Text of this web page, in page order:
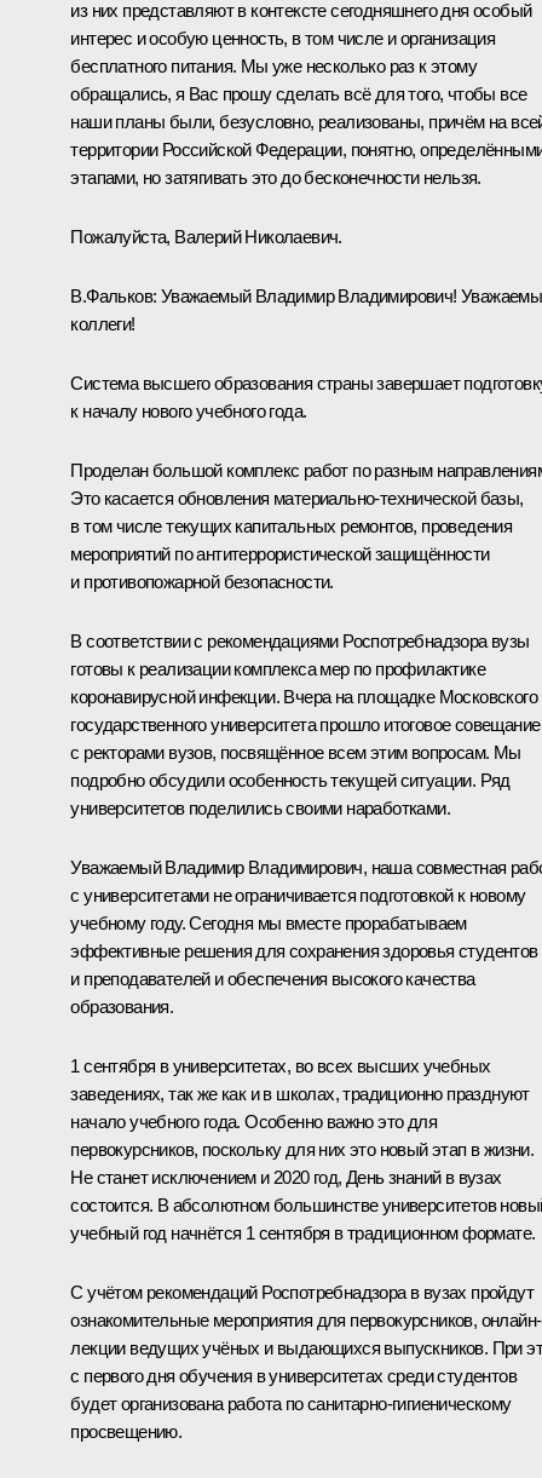
из них представляют в контексте сегодняшнего дня особый
интерес и особую ценность, в том числе и организация
бесплатного питания. Мы уже несколько раз к этому
обращались, я Вас прошу сделать всё для того, чтобы все
наши планы были, безусловно, реализованы, причём на
территории Российской Федерации, понятно,
этапами, но затягивать это до бесконечности нельзя.
Пожалуйста, Валерий Николаевич.
В.Фальков: Уважаемый Владимир Владимирович!
коллеги!
Система высшего образования страны завершает
к началу нового учебного года.
Проделан большой комплекс работ по разным
Это касается обновления материально-технической базы,
в том числе текущих капитальных ремонтов, проведения
мероприятий по антитеррористической защищённости
и противопожарной безопасности.
В соответствии с рекомендациями Роспотребнадзора вузы
готовы к реализации комплекса мер по профилактике
коронавирусной инфекции. Вчера на площадке Московского
государственного университета прошло итоговое совещание
с ректорами вузов, посвящённое всем этим вопросам. Мы
подробно обсудили особенность текущей ситуации. Ряд
университетов поделились своими наработками.
Уважаемый Владимир Владимирович, наша совместная
с университетами не ограничивается подготовкой к новому
учебному году. Сегодня мы вместе прорабатываем
эффективные решения для сохранения здоровья студентов
и преподавателей и обеспечения высокого качества
образования.
1 сентября в университетах, во всех высших учебных
заведениях, так же как и в школах, традиционно празднуют
начало учебного года. Особенно важно это для
первокурсников, поскольку для них это новый этап в жизни.
Не станет исключением и 2020 год, День знаний в вузах
состоится. В абсолютном большинстве университетов
учебный год начнётся 1 сентября в традиционном формате.
С учётом рекомендаций Роспотребнадзора в вузах пройдут
ознакомительные мероприятия для первокурсников, онлайн-
лекции ведущих учёных и выдающихся выпускников. При
с первого дня обучения в университетах среди студентов
будет организована работа по санитарно-гигиеническому
просвещению.